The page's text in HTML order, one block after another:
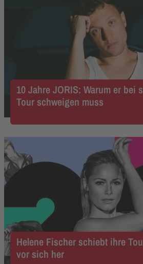
10 Jahre JORIS: Warum er bei
Tour schweigen muss
Helene Fischer schiebt ihre
vor sich her